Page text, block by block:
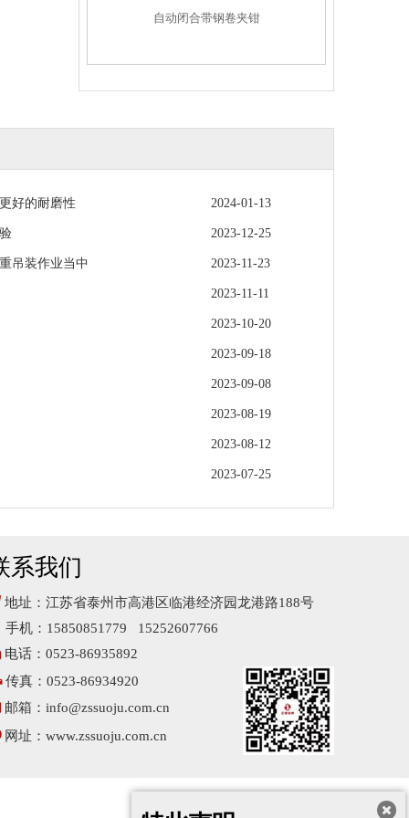
自动闭合带钢卷夹钳
好的耐磨性 2024-01-13
2023-12-25
吊装作业当中 2023-11-23
2023-11-11
2023-10-20
2023-09-18
2023-09-08
2023-08-19
2023-08-12
2023-07-25
系我们
地址：江苏省泰州市高港区临港经济园龙港路188号
机：15850851779 15252607766
电话：0523-86935892
传真：0523-86934920
邮箱： info@zssuoju.com.cn
网址： www.zssuoju.com.cn